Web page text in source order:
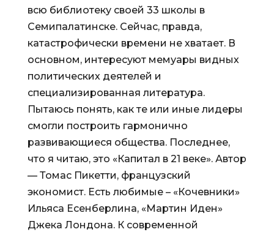
всю библиотеку своей 33 школы в
Семипалатинске. Сейчас, правда,
катастрофически времени не хватает. В
основном, интересуют мемуары видных
политических деятелей и
специализированная литература.
Пытаюсь понять, как те или иные лидеры
смогли построить гармонично
развивающиеся общества. Последнее,
что я читаю, это «Капитал в 21 веке». Автор
— Томас Пикетти, французский
экономист. Есть любимые – «Кочевники»
Ильяса Есенберлина, «Мартин Иден»
Джека Лондона. К современной